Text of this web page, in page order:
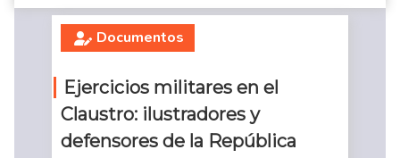
Documentos
Ejercicios militares en el
Claustro: ilustradores y
defensores de la República